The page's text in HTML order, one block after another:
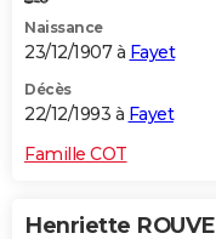
Naissance
23/12/1907 à Fayet
Décès
22/12/1993 à Fayet
Famille COT
Henriette ROUVE